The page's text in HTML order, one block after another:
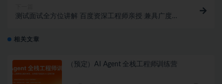
测试面试全方位讲解 百度资深工程师亲授 兼具广度与
相关文章
（预定）AI Agent 全栈工程师训练营